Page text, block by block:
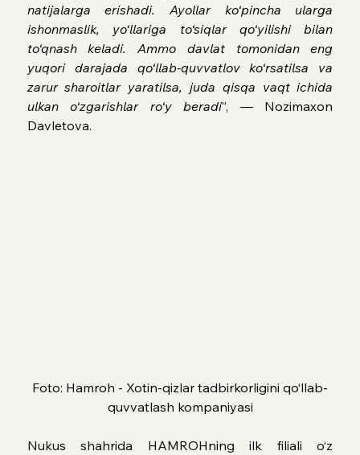
natijalarga erishadi. Ayollar ko‘pincha ularga
ishonmaslik, yo‘llariga to‘siqlar qo‘yilishi bilan
to‘qnash keladi. Ammo davlat tomonidan eng
yuqori darajada qo‘llab-quvvatlov ko‘rsatilsa va
zarur sharoitlar yaratilsa, juda qisqa vaqt ichida
ulkan o‘zgarishlar ro‘y beradi”, — Nozimaxon
Davletova.
Foto: Hamroh - Xotin-qizlar tadbirkorligini qo‘llab-
quvvatlash kompaniyasi
Nukus shahrida HAMROHning ilk filiali o‘z